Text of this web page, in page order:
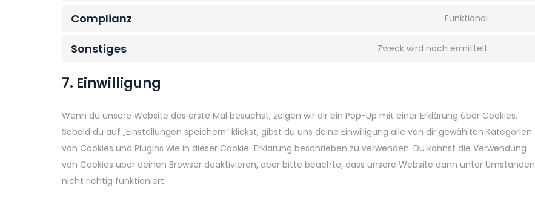
Complianz Funktional
Sonstiges Zweck wird noch ermittelt
7. Einwilligung
Wenn du unsere Website das erste Mal besuchst, zeigen wir dir ein Pop-Up mit einer Erklärung über Cookies.
Sobald du auf „Einstellungen speichern“ klickst, gibst du uns deine Einwilligung alle von dir gewählten Kategorien
von Cookies und Plugins wie in dieser Cookie-Erklärung beschrieben zu verwenden. Du kannst die Verwendung
von Cookies über deinen Browser deaktivieren, aber bitte beachte, dass unsere Website dann unter Umständen
nicht richtig funktioniert.